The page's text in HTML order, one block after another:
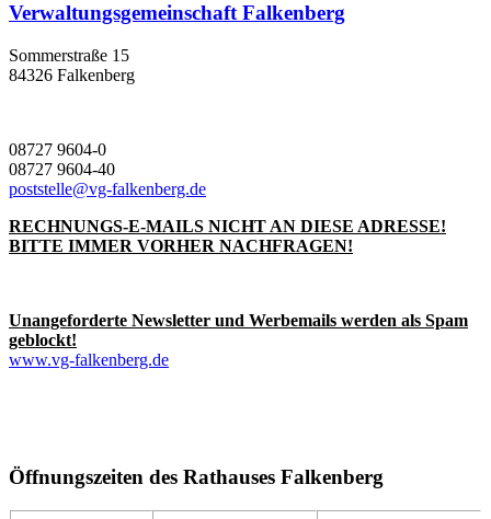
Verwaltungsgemeinschaft Falkenberg
Sommerstraße 15
84326 Falkenberg
08727 9604-0
08727 9604-40
poststelle@vg-falkenberg.de
RECHNUNGS-E-MAILS NICHT AN DIESE ADRESSE!
BITTE IMMER VORHER NACHFRAGEN!
Unangeforderte Newsletter und Werbemails werden als Spam
geblockt!
www.vg-falkenberg.de
Öffnungszeiten des Rathauses Falkenberg